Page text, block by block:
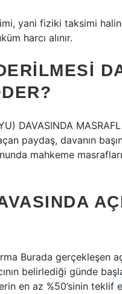
yani fiziki taksimi
harcı alınır.
DAVASINDA
paydaş, davanın
mahkeme
Burada gerçekleşen
belirlediği günde
en az %50’sinin teklif